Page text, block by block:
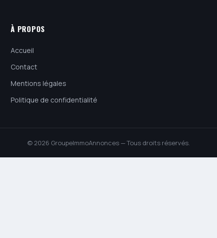
À PROPOS
Accueil
Contact
Mentions légales
Politique de confidentialité
© 2026 GroupeImmoAnnonces — Tous droits réservés.